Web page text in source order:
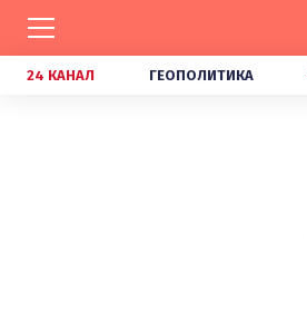
24 КАНАЛ ГЕОПОЛИТИКА